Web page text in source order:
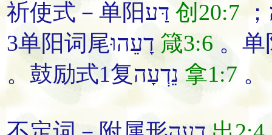
创20:7
3单阳词尾דָעֵהוּ 箴3:6
拿1:7 。